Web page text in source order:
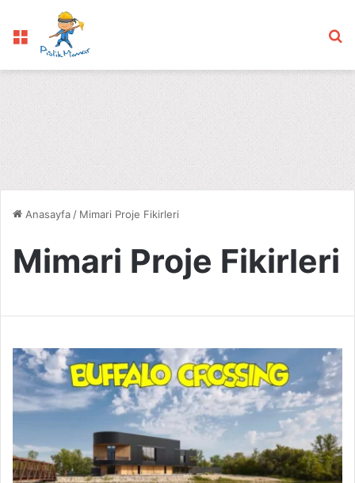
Menü
Anasayfa / Mimari Proje Fikirleri
Mimari Proje Fikirleri